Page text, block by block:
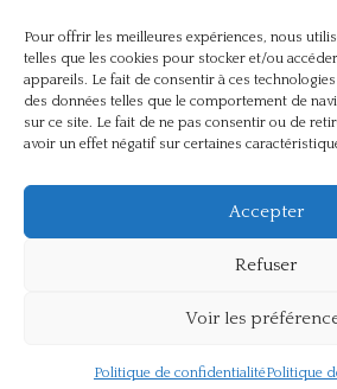
Pour offrir les meilleures expériences, nous
telles que les cookies pour stocker et/ou
appareils. Le fait de consentir à ces
des données telles que le comportement de
sur ce site. Le fait de ne pas consentir ou de
avoir un effet négatif sur certaines
Accepter
Refuser
Voir les
Politique de confidentialitéPolitique
Non classé(42)
Partis politiques, intelligentsia,
Présentation(4)
Références(57)